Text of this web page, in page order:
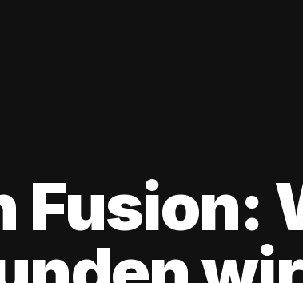
Fusion: